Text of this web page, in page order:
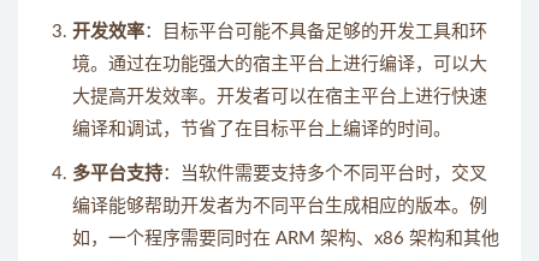
开发效率：目标平台可能不具备足够的开发工具和环
境。通过在功能强大的宿主平台上进行编译，可以大
大提高开发效率。开发者可以在宿主平台上进行快速
编译和调试，节省了在目标平台上编译的时间。
多平台支持：当软件需要支持多个不同平台时，交叉
编译能够帮助开发者为不同平台生成相应的版本。例
如，一个程序需要同时在 ARM 架构、x86 架构和其他